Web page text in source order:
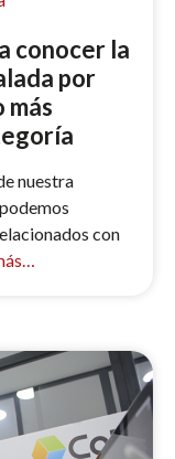
conocer la
por
nuestra
con